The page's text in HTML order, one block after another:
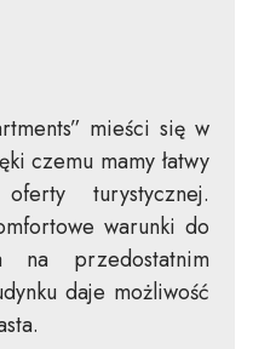
mieści się w
czemu mamy łatwy
turystycznej.
warunki do
na przedostatnim
daje możliwość